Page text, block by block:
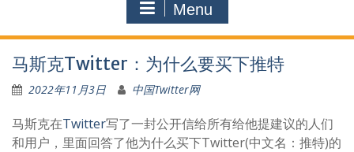
Menu
马斯克Twitter：为什么要买下推特
2022年11月3日 中国Twitter网
马斯克在Twitter写了一封公开信给所有给他提建议的人们
和用户，里面回答了他为什么买下Twitter(中文名：推特)的